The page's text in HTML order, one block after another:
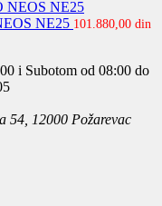
NE25 101.880,00 din
i Subotom od 08:00 do
54, 12000 Požarevac